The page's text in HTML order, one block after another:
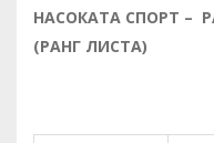
НАСОКАТА СПОРТ –
(РАНГ ЛИСТА)